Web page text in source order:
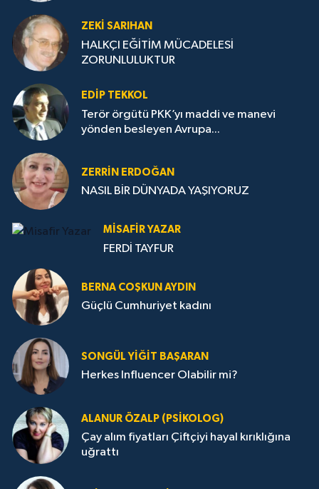
ZEKI SARIHAN
HALKÇI EĞİTİM MÜCADELESİ
ZORUNLULUKTUR
EDIP TEKKOL
Terör örgütü PKK’yı maddi ve manevi
yönden besleyen Avrupa...
ZERRIN ERDOĞAN
NASIL BİR DÜNYADA YAŞIYORUZ
MISAFIR YAZAR
FERDİ TAYFUR
BERNA COŞKUN AYDIN
Güçlü Cumhuriyet kadını
SONGÜL YIĞIT BAŞARAN
Herkes Influencer Olabilir mi?
ALANUR ÖZALP (PSIKOLOG)
Çay alım fiyatları Çiftçiyi hayal kırıklığına
uğrattı